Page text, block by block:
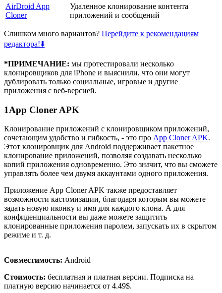
AirDroid App
Cloner
Удаленное клонирование контента
приложений и сообщений
Слишком много вариантов? Перейдите к рекомендациям
редактора!⬇️
*ПРИМЕЧАНИЕ: мы протестировали несколько
клонировщиков для iPhone и выяснили, что они могут
дублировать только социальные, игровые и другие
приложения с веб-версией.
1App Cloner APK
Клонирование приложений с клонировщиком приложений,
сочетающим удобство и гибкость, - это про App Cloner APK.
Этот клонировщик для Android поддерживает пакетное
клонирование приложений, позволяя создавать несколько
копий приложения одновременно. Это значит, что вы сможете
управлять более чем двумя аккаунтами одного приложения.
Приложение App Cloner APK также предоставляет
возможности кастомизации, благодаря которым вы можете
задать новую иконку и имя для каждого клона. А для
конфиденциальности вы даже можете защитить
клонированные приложения паролем, запускать их в скрытом
режиме и т. д.
Совместимость: Android
Стоимость: бесплатная и платная версии. Подписка на
платную версию начинается от 4.49$.